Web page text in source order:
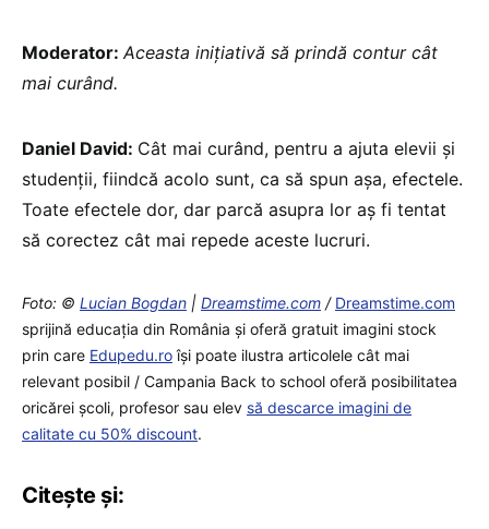
Moderator:Aceasta inițiativă să prindă contur cât
mai curând.
Daniel David: Cât mai curând, pentru a ajuta elevii și
studenții, fiindcă acolo sunt, ca să spun așa, efectele.
Toate efectele dor, dar parcă asupra lor aș fi tentat
să corectez cât mai repede aceste lucruri.
Foto: © Lucian Bogdan | Dreamstime.com / Dreamstime.com
sprijină educaţia din România şi oferă gratuit imagini stock
prin care Edupedu.roîşi poate ilustra articolele cât mai
relevant posibil / Campania Back to school oferă posibilitatea
oricărei școli, profesor sau elev să descarce imagini de
calitate cu 50% discount.
Citește și: